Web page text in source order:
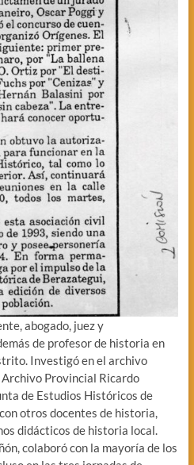
abogado, juez y
de profesor de historia en
Investigó en el archivo
Provincial Ricardo
de Estudios Históricos de
otros docentes de historia,
didácticos de historia local.
colaboró con la mayoría de los